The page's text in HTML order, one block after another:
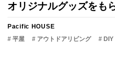
オリジナルグッズをも
Pacific HOUSE
# 平屋
# アウトドアリビング # DIY